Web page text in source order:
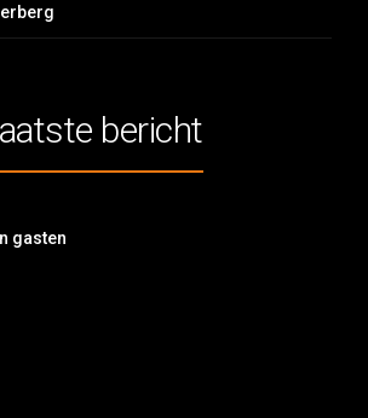
gasten
bericht